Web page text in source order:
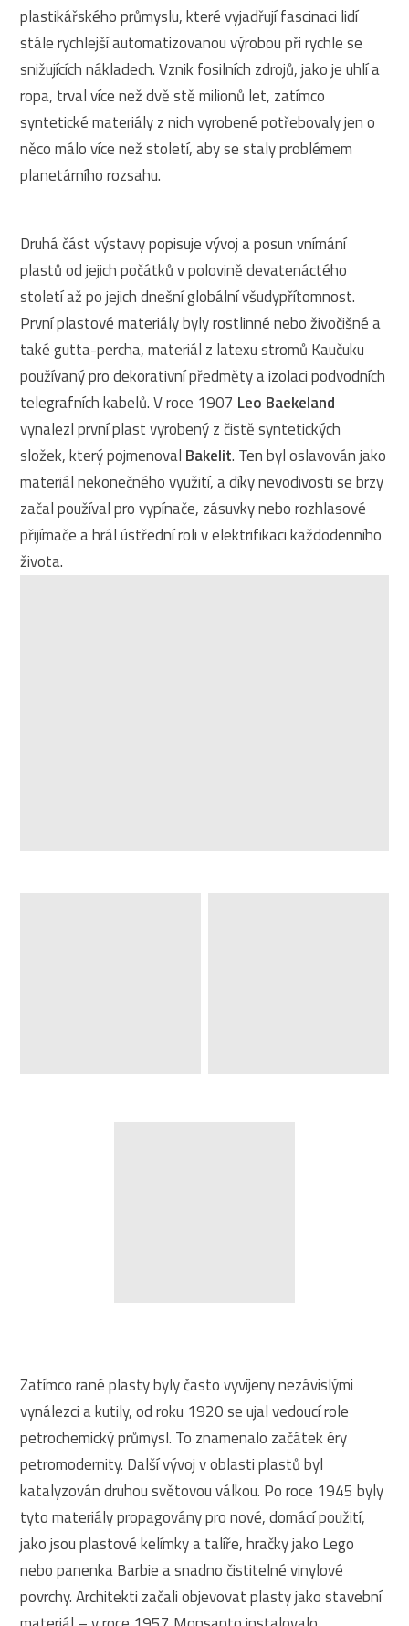
plastikářského průmyslu, které vyjadřují fascinaci lidí
stále rychlejší automatizovanou výrobou při rychle se
snižujících nákladech. Vznik fosilních zdrojů, jako je uhlí a
ropa, trval více než dvě stě milionů let, zatímco
syntetické materiály z nich vyrobené potřebovaly jen o
něco málo více než století, aby se staly problémem
planetárního rozsahu.
Druhá část výstavy popisuje vývoj a posun vnímání
plastů od jejich počátků v polovině devatenáctého
století až po jejich dnešní globální všudypřítomnost.
První plastové materiály byly rostlinné nebo živočišné a
také gutta-percha, materiál z latexu stromů Kaučuku
používaný pro dekorativní předměty a izolaci podvodních
telegrafních kabelů. V roce 1907 Leo Baekeland
vynalezl první plast vyrobený z čistě syntetických
složek, který pojmenoval Bakelit. Ten byl oslavován jako
materiál nekonečného využití, a díky nevodivosti se brzy
začal používal pro vypínače, zásuvky nebo rozhlasové
přijímače a hrál ústřední roli v elektrifikaci každodenního
života.
Zatímco rané plasty byly často vyvíjeny nezávislými
vynálezci a kutily, od roku 1920 se ujal vedoucí role
petrochemický průmysl. To znamenalo začátek éry
petromodernity. Další vývoj v oblasti plastů byl
katalyzován druhou světovou válkou. Po roce 1945 byly
tyto materiály propagovány pro nové, domácí použití,
jako jsou plastové kelímky a talíře, hračky jako Lego
nebo panenka Barbie a snadno čistitelné vinylové
povrchy. Architekti začali objevovat plasty jako stavební